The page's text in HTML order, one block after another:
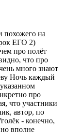
похожего на
ЕГО 2)
про полёт
что про
много знают
Ночь каждый
про
что участники
автор, по
- конечно,
вполне